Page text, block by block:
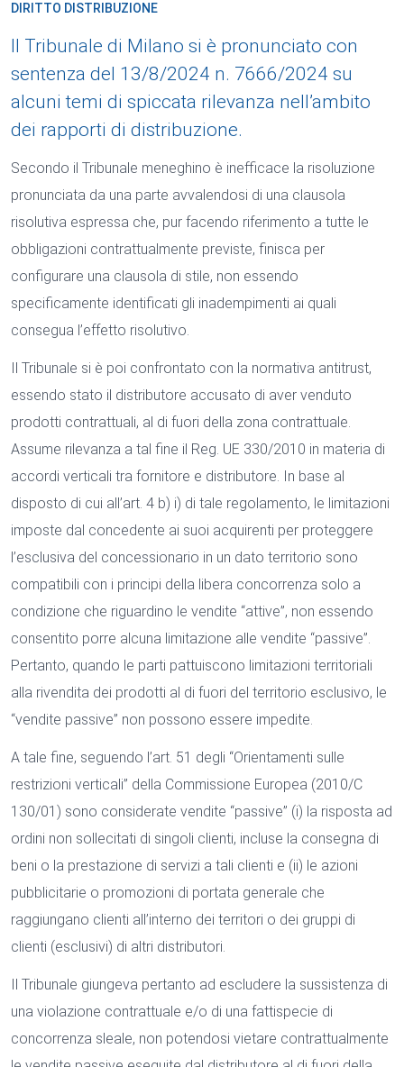
DIRITTO DISTRIBUZIONE
Il Tribunale di Milano si è pronunciato con
sentenza del 13/8/2024 n. 7666/2024 su
alcuni temi di spiccata rilevanza nell’ambito
dei rapporti di distribuzione.
Secondo il Tribunale meneghino è inefficace la risoluzione
pronunciata da una parte avvalendosi di una clausola
risolutiva espressa che, pur facendo riferimento a tutte le
obbligazioni contrattualmente previste, finisca per
configurare una clausola di stile, non essendo
specificamente identificati gli inadempimenti ai quali
consegua l’effetto risolutivo.
Il Tribunale si è poi confrontato con la normativa antitrust,
essendo stato il distributore accusato di aver venduto
prodotti contrattuali, al di fuori della zona contrattuale.
Assume rilevanza a tal fine il Reg. UE 330/2010 in materia di
accordi verticali tra fornitore e distributore. In base al
disposto di cui all’art. 4 b) i) di tale regolamento, le limitazioni
imposte dal concedente ai suoi acquirenti per proteggere
l’esclusiva del concessionario in un dato territorio sono
compatibili con i principi della libera concorrenza solo a
condizione che riguardino le vendite “attive”, non essendo
consentito porre alcuna limitazione alle vendite “passive”.
Pertanto, quando le parti pattuiscono limitazioni territoriali
alla rivendita dei prodotti al di fuori del territorio esclusivo, le
“vendite passive” non possono essere impedite.
A tale fine, seguendo l’art. 51 degli “Orientamenti sulle
restrizioni verticali” della Commissione Europea (2010/C
130/01) sono considerate vendite “passive” (i) la risposta ad
ordini non sollecitati di singoli clienti, incluse la consegna di
beni o la prestazione di servizi a tali clienti e (ii) le azioni
pubblicitarie o promozioni di portata generale che
raggiungano clienti all’interno dei territori o dei gruppi di
clienti (esclusivi) di altri distributori.
Il Tribunale giungeva pertanto ad escludere la sussistenza di
una violazione contrattuale e/o di una fattispecie di
concorrenza sleale, non potendosi vietare contrattualmente